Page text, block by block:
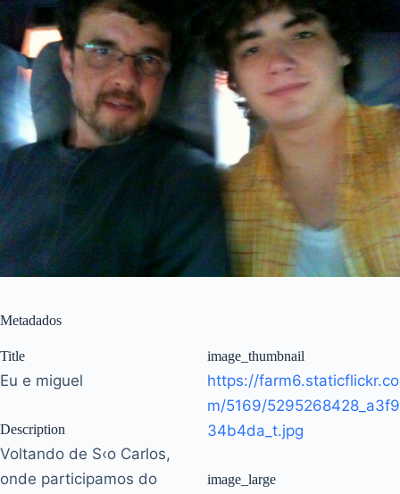
Metadados
Title
Eu e miguel
Description
Voltando de S‹o Carlos,
onde participamos do
image_thumbnail
https://farm6.staticflickr.co
m/5169/5295268428_a3f9
34b4da_t.jpg
image_large